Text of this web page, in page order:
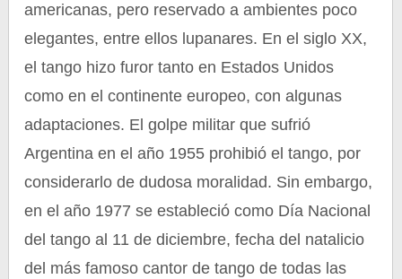
americanas, pero reservado a ambientes poco
elegantes, entre ellos lupanares. En el siglo XX,
el tango hizo furor tanto en Estados Unidos
como en el continente europeo, con algunas
adaptaciones. El golpe militar que sufrió
Argentina en el año 1955 prohibió el tango, por
considerarlo de dudosa moralidad. Sin embargo,
en el año 1977 se estableció como Día Nacional
del tango al 11 de diciembre, fecha del natalicio
del más famoso cantor de tango de todas las